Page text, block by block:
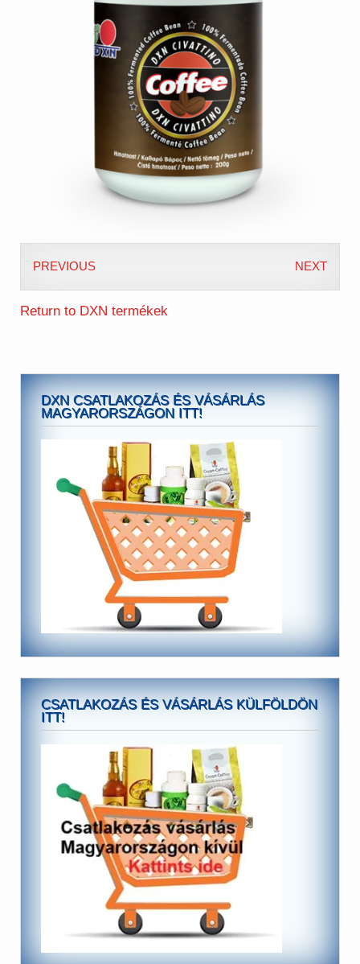
PREVIOUS NEXT
Return to DXN termékek
DXN CSATLAKOZÁS ÉS VÁSÁRLÁS
MAGYARORSZÁGON ITT!
CSATLAKOZÁS ÉS VÁSÁRLÁS KÜLFÖLDÖN
ITT!